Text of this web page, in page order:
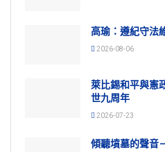
高瑜：遵紀守法
2026-08-06
萊比錫和平與憲
世九周年
2026-07-23
傾聽墳墓的聲音